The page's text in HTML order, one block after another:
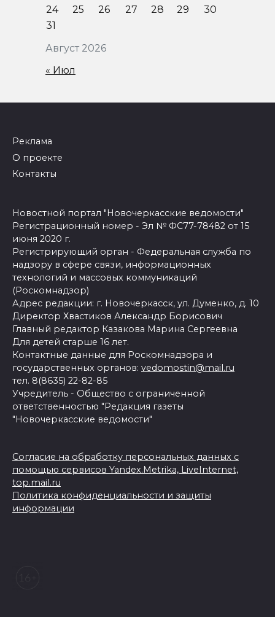
Август 2026
24
25 26 27 28 29
30
31
« Июл
Реклама
О проекте
Контакты
Новостной портал "Новочеркасские ведомости"
Регистрационный номер - Эл № ФС77-78482 от 15
июня 2020 г.
Регистрирующий орган - Федеральная служба по
надзору в сфере связи, информационных
технологий и массовых коммуникаций
(Роскомнадзор)
Адрес редакции: г. Новочеркасск, ул. Думенко, д. 10
Директор Хвастиков Александр Борисович
Главный редактор Казакова Марина Сергеевна
Для детей старше 16 лет.
Контактные данные для Роскомнадзора и
государственных органов: vedomostin@mail.ru
тел. 8(8635) 22-82-85
Учредитель - Общество с ограниченной
ответственностью "Редакция газеты
"Новочеркасские ведомости"
Согласие на обработку персональных данных с
помощью сервисов Yandex.Metrika, LiveInternet,
top.mail.ru
Политика конфиденциальности и защиты
информации